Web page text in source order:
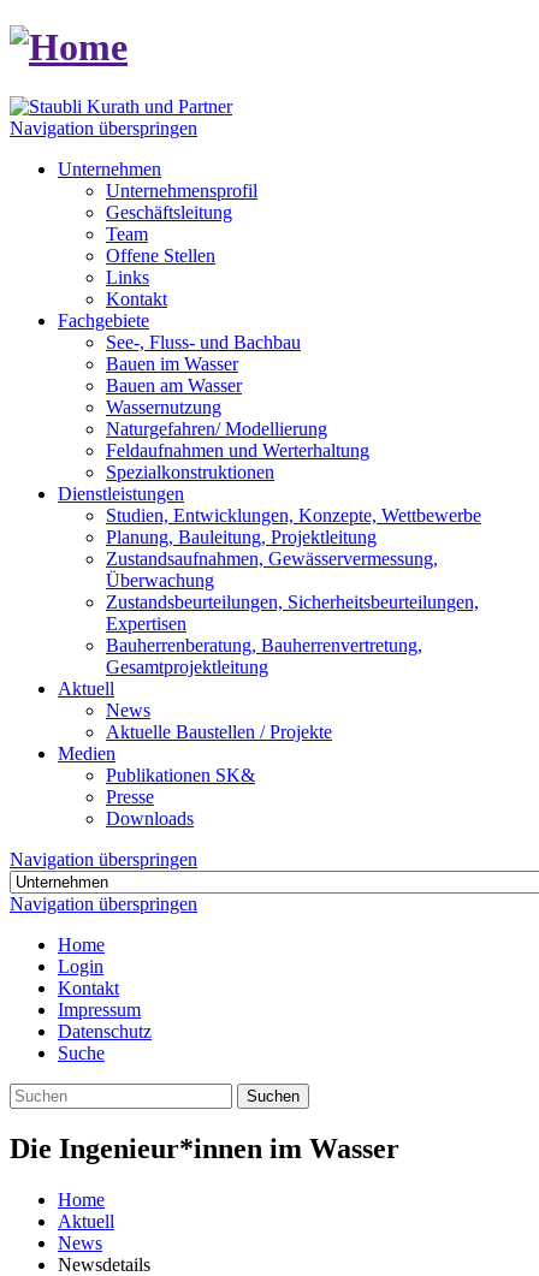
Navigation überspringen
Unternehmen
Unternehmensprofil
Geschäftsleitung
Team
Offene Stellen
Links
Kontakt
Fachgebiete
See-, Fluss- und Bachbau
Bauen im Wasser
Bauen am Wasser
Wassernutzung
Naturgefahren/ Modellierung
Feldaufnahmen und Werterhaltung
Spezialkonstruktionen
Dienstleistungen
Studien, Entwicklungen, Konzepte, Wettbewerbe
Planung, Bauleitung, Projektleitung
Zustandsaufnahmen, Gewässervermessung,
Überwachung
Zustandsbeurteilungen, Sicherheitsbeurteilungen,
Expertisen
Bauherrenberatung, Bauherrenvertretung,
Gesamtprojektleitung
Aktuell
News
Aktuelle Baustellen / Projekte
Medien
Publikationen SK&
Presse
Downloads
Navigation überspringen
Navigation überspringen
Home
Login
Kontakt
Impressum
Datenschutz
Suche
Suchen
Die Ingenieur*innen im Wasser
Home
Aktuell
News
Newsdetails